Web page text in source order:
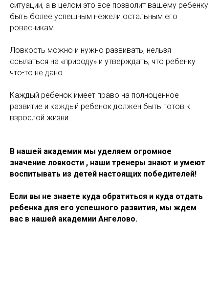
ситуации, а в целом это все позволит вашему ребенку
быть более успешным нежели остальным его
ровесникам.
Ловкость можно и нужно развивать, нельзя
ссылаться на «природу» и утверждать, что ребенку
что-то не дано.
Каждый ребенок имеет право на полноценное
развитие и каждый ребенок должен быть готов к
взрослой жизни.
В нашей академии мы уделяем огромное
значение ловкости , наши тренеры знают и умеют
воспитывать из детей настоящих победителей!
Если вы не знаете куда обратиться и куда отдать
ребенка для его успешного развития, мы ждем
вас в нашей академии Ангелово.